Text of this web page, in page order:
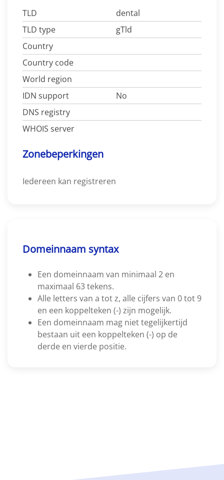
TLD
dental
TLD type
gTld
Country
Country code
World region
IDN support
No
DNS registry
WHOIS server
Zonebeperkingen
Iedereen kan registreren
Domeinnaam syntax
Een domeinnaam van minimaal 2 en
maximaal 63 tekens.
Alle letters van a tot z, alle cijfers van 0 tot 9
en een koppelteken (-) zijn mogelijk.
Een domeinnaam mag niet tegelijkertijd
bestaan uit een koppelteken (-) op de
derde en vierde positie.